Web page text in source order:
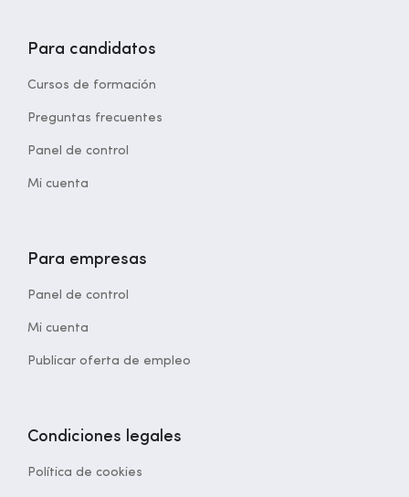
Para candidatos
Cursos de formación
Preguntas frecuentes
Panel de control
Mi cuenta
Para empresas
Panel de control
Mi cuenta
Publicar oferta de empleo
Condiciones legales
Política de cookies